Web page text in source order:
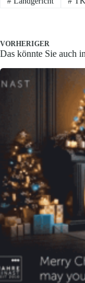
VORHERIGER
Das könnte Sie auch